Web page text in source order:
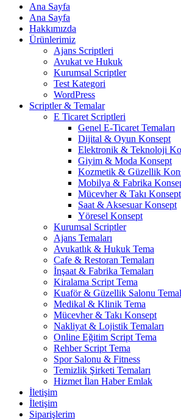
Ana Sayfa
Ana Sayfa
Hakkımızda
Ürünlerimiz
Ajans Scriptleri
Avukat ve Hukuk
Kurumsal Scriptler
Test Kategori
WordPress
Scriptler & Temalar
E Ticaret Scriptleri
Genel E-Ticaret Temaları
Dijital & Oyun Konsept
Elektronik & Teknoloji
Giyim & Moda Konsept
Kozmetik & Güzellik
Mobilya & Fabrika
Mücevher & Takı Konsept
Saat & Aksesuar Konsept
Yöresel Konsept
Kurumsal Scriptler
Ajans Temaları
Avukatlık & Hukuk Tema
Cafe & Restoran Temaları
İnşaat & Fabrika Temaları
Kiralama Script Tema
Kuaför & Güzellik Salonu
Medikal & Klinik Tema
Mücevher & Takı Konsept
Nakliyat & Lojistik Temaları
Online Eğitim Script Tema
Rehber Script Tema
Spor Salonu & Fitness
Temizlik Şirketi Temaları
Hizmet İlan Haber Emlak
İletişim
İletişim
Siparişlerim